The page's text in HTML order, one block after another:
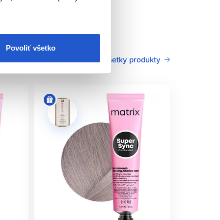
Povoliť všetko
Tento výrobok nie je určený pre
Všetky produkty